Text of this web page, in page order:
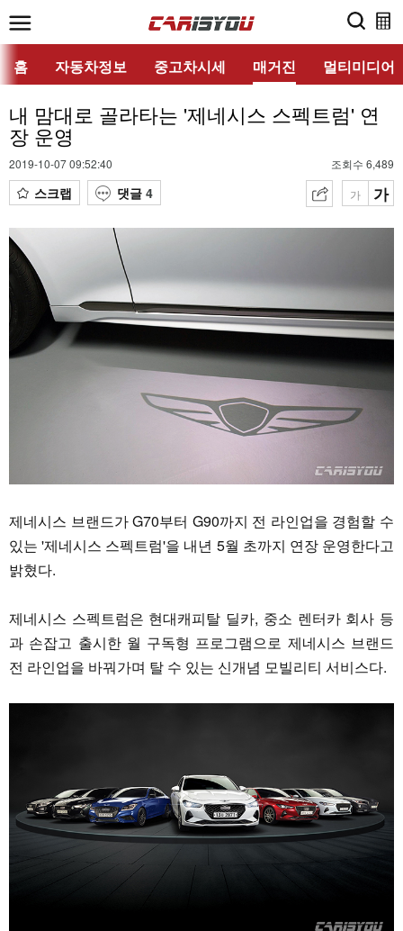
홈 자동차정보 중고차시세 매거진 멀티미디어
내 맘대로 골라타는 '제네시스 스펙트럼' 연
장 운영
2019-10-07 09:52:40 조회수 6,489
스크랩 댓글 4 가 가
제네시스 브랜드가 G70부터 G90까지 전 라인업을 경험할 수
있는 '제네시스 스펙트럼'을 내년 5월 초까지 연장 운영한다고
밝혔다.
제네시스 스펙트럼은 현대캐피탈 딜카, 중소 렌터카 회사 등
과 손잡고 출시한 월 구독형 프로그램으로 제네시스 브랜드
전 라인업을 바꿔가며 탈 수 있는 신개념 모빌리티 서비스다.